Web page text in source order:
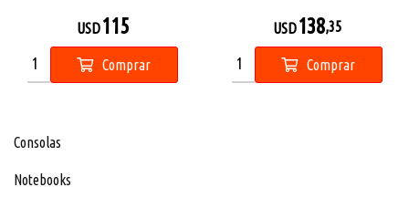
Consolas
Notebooks
USD115
Comprar
USD138,35
Comprar